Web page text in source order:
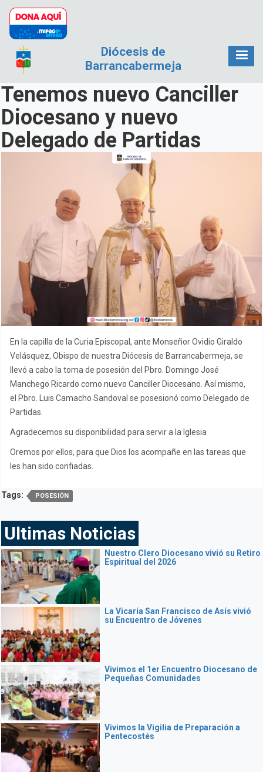
Pasar al contenido principal
Diócesis de
Barrancabermeja
Tenemos nuevo Canciller
Diocesano y nuevo
Delegado de Partidas
En la capilla de la Curia Episcopal, ante Monseñor Ovidio Giraldo
Velásquez, Obispo de nuestra Diócesis de Barrancabermeja, se
llevó a cabo la toma de posesión del Pbro. Domingo José
Manchego Ricardo como nuevo Canciller Diocesano. Así mismo,
el Pbro. Luis Camacho Sandoval se posesionó como Delegado de
Partidas.
Agradecemos su disponibilidad para servir a la Iglesia
Oremos por ellos, para que Dios los acompañe en las tareas que
les han sido confiadas.
Tags: POSESIÓN
Ultimas Noticias
Nuestro Clero Diocesano vivió su Retiro
Espiritual del 2026
La Vicaría San Francisco de Asís vivió
su Encuentro de Jóvenes
Vivimos el 1er Encuentro Diocesano de
Pequeñas Comunidades
Vivimos la Vigilia de Preparación a
Pentecostés